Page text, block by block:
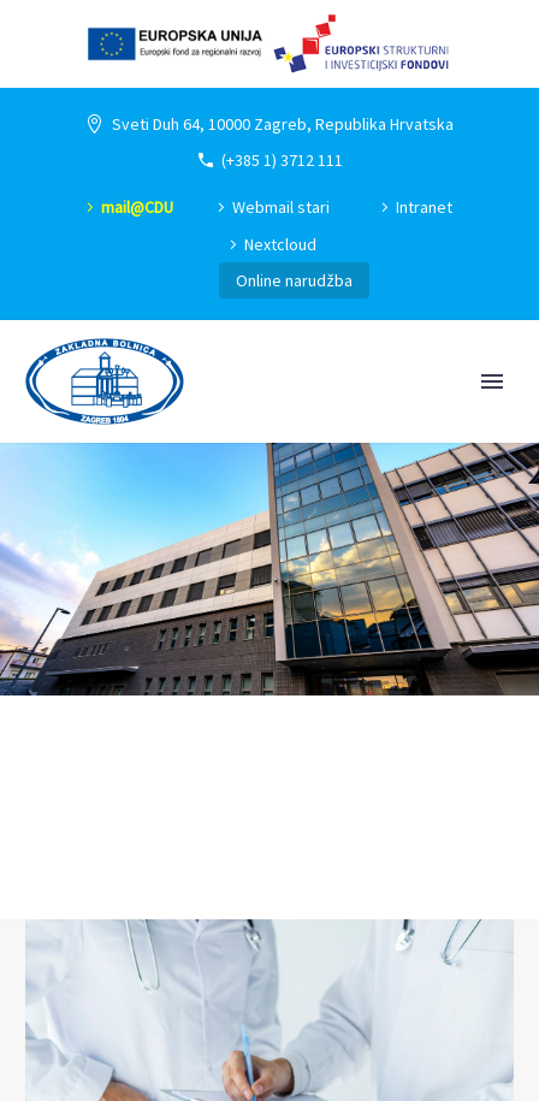
Sveti Duh 64, 10000 Zagreb, Republika Hrvatska
(+385 1) 3712 111
mail@CDU Webmail stari
Intranet
Nextcloud
Online narudžba